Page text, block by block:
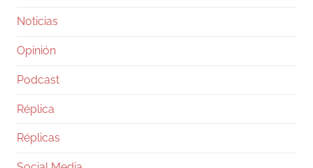
Noticias
Opinión
Podcast
Réplica
Réplicas